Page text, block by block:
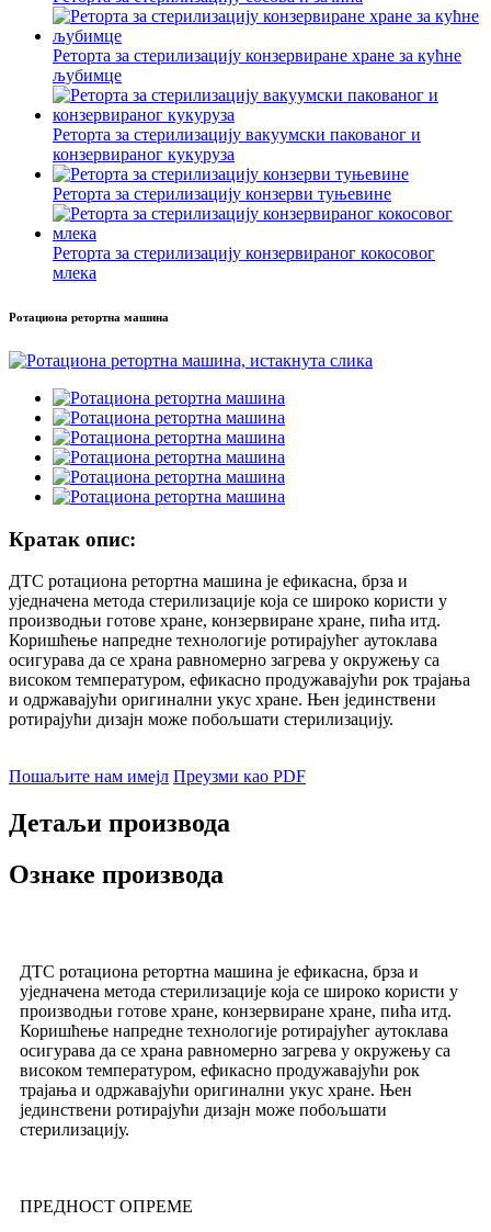
Реторта за стерилизацију конзервиране хране за кућне
љубимце
Реторта за стерилизацију вакуумски пакованог и
конзервираног кукуруза
Реторта за стерилизацију конзерви туњевине
Реторта за стерилизацију конзервираног кокосовог
млека
Ротациона ретортна машина
Кратак опис:
ДТС ротациона ретортна машина је ефикасна, брза и
уједначена метода стерилизације која се широко користи у
производњи готове хране, конзервиране хране, пића итд.
Коришћење напредне технологије ротирајућег аутоклава
осигурава да се храна равномерно загрева у окружењу са
високом температуром, ефикасно продужавајући рок трајања
и одржавајући оригинални укус хране. Њен јединствени
ротирајући дизајн може побољшати стерилизацију.
Пошаљите нам имејл Преузми као PDF
Детаљи производа
Ознаке производа
ДТС ротациона ретортна машина је ефикасна, брза и
уједначена метода стерилизације која се широко користи у
производњи готове хране, конзервиране хране, пића итд.
Коришћење напредне технологије ротирајућег аутоклава
осигурава да се храна равномерно загрева у окружењу са
високом температуром, ефикасно продужавајући рок
трајања и одржавајући оригинални укус хране. Њен
јединствени ротирајући дизајн може побољшати
стерилизацију.
ПРЕДНОСТ ОПРЕМЕ